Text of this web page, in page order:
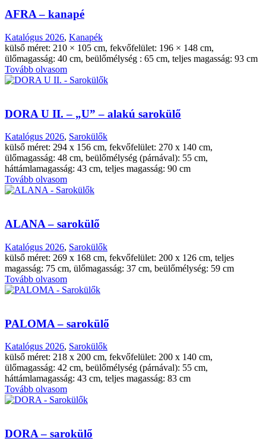
AFRA – kanapé
Katalógus 2026, Kanapék
külső méret: 210 × 105 cm, fekvőfelület: 196 × 148 cm,
ülőmagasság: 40 cm, beülőmélység : 65 cm, teljes magasság: 93 cm
Tovább olvasom
DORA U II. – „U” – alakú sarokülő
Katalógus 2026, Sarokülők
külső méret: 294 x 156 cm, fekvőfelület: 270 x 140 cm,
ülőmagasság: 48 cm, beülőmélység (párnával): 55 cm,
háttámlamagasság: 43 cm, teljes magasság: 90 cm
Tovább olvasom
ALANA – sarokülő
Katalógus 2026, Sarokülők
külső méret: 269 x 168 cm, fekvőfelület: 200 x 126 cm, teljes
magasság: 75 cm, ülőmagasság: 37 cm, beülőmélység: 59 cm
Tovább olvasom
PALOMA – sarokülő
Katalógus 2026, Sarokülők
külső méret: 218 x 200 cm, fekvőfelület: 200 x 140 cm,
ülőmagasság: 42 cm, beülőmélység (párnával): 55 cm,
háttámlamagasság: 43 cm, teljes magasság: 83 cm
Tovább olvasom
DORA – sarokülő